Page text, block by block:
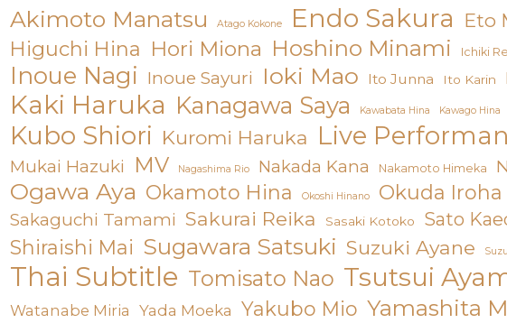
Akimoto Manatsu Atago Kokone Endo Sakura Eto
Higuchi Hina Hori Miona Hoshino Minami Ichiki
Inoue Nagi Inoue Sayuri Ioki Mao Ito Junna Ito Karin
Kaki Haruka Kanagawa Saya Kawabata Hina Kawago Hina
Kubo Shiori Kuromi Haruka Live
Mukai Hazuki MV Nagashima Rio Nakada Kana Nakamoto Himeka
Ogawa Aya Okamoto Hina Okoshi Hinano Okuda Iroha
Sakaguchi Tamami Sakurai Reika Sasaki Kotoko Sato
Shiraishi Mai Sugawara Satsuki Suzuki Ayane
Thai Subtitle Tomisato Nao Tsutsui
Watanabe Miria Yada Moeka Yakubo Mio Yamashita